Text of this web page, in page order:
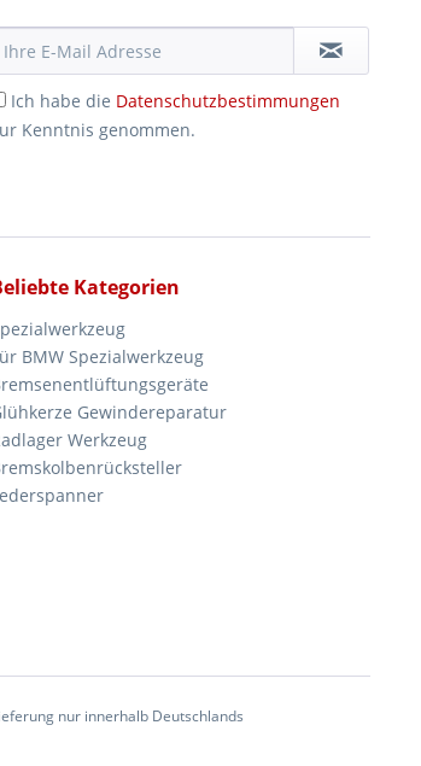
Ich habe die Datenschutzbestimmungen
Kenntnis genommen.
Kategorien
BMW Spezialwerkzeug
Gewindereparatur
Werkzeug
nur innerhalb Deutschlands